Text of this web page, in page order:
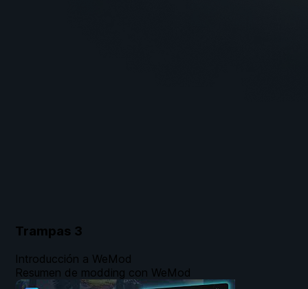
Trampas 3
Introducción a WeMod
Resumen de modding con WeMod